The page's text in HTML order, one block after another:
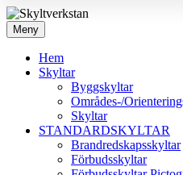
Meny
Hem
Skyltar
Byggskyltar
Områdes-/
Skyltar
STANDARDSKYLTAR
Brandredskapsskyltar
Förbudsskyltar